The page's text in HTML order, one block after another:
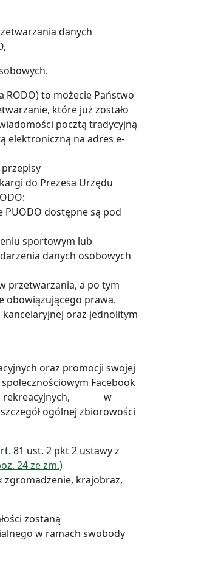
danych
RODO) to możecie Państwo
które już zostało
pocztą tradycyjną
elektroniczną na adres e-
do Prezesa Urzędu
dostępne są pod
sportowym lub
danych osobowych
przetwarzania, a po tym
obowiązującego prawa.
kancelaryjnej oraz jednolitym
oraz promocji swojej
Facebook
i rekreacyjnych, w
ogólnej zbiorowości
81 ust. 2 pkt 2 ustawy z
24 ze zm.)
zgromadzenie, krajobraz,
zostaną
w ramach swobody